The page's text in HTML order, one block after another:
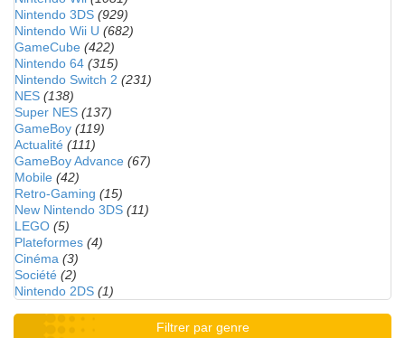
Nintendo 3DS (929)
Nintendo Wii U (682)
GameCube (422)
Nintendo 64 (315)
Nintendo Switch 2 (231)
NES (138)
Super NES (137)
GameBoy (119)
Actualité (111)
GameBoy Advance (67)
Mobile (42)
Retro-Gaming (15)
New Nintendo 3DS (11)
LEGO (5)
Plateformes (4)
Cinéma (3)
Société (2)
Nintendo 2DS (1)
Filtrer par genre